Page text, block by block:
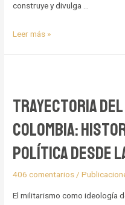
construye y divulga …
Un
Leer más »
Trayectoria
Colombia:
política desde
406 comentarios /
El militarismo como ideología